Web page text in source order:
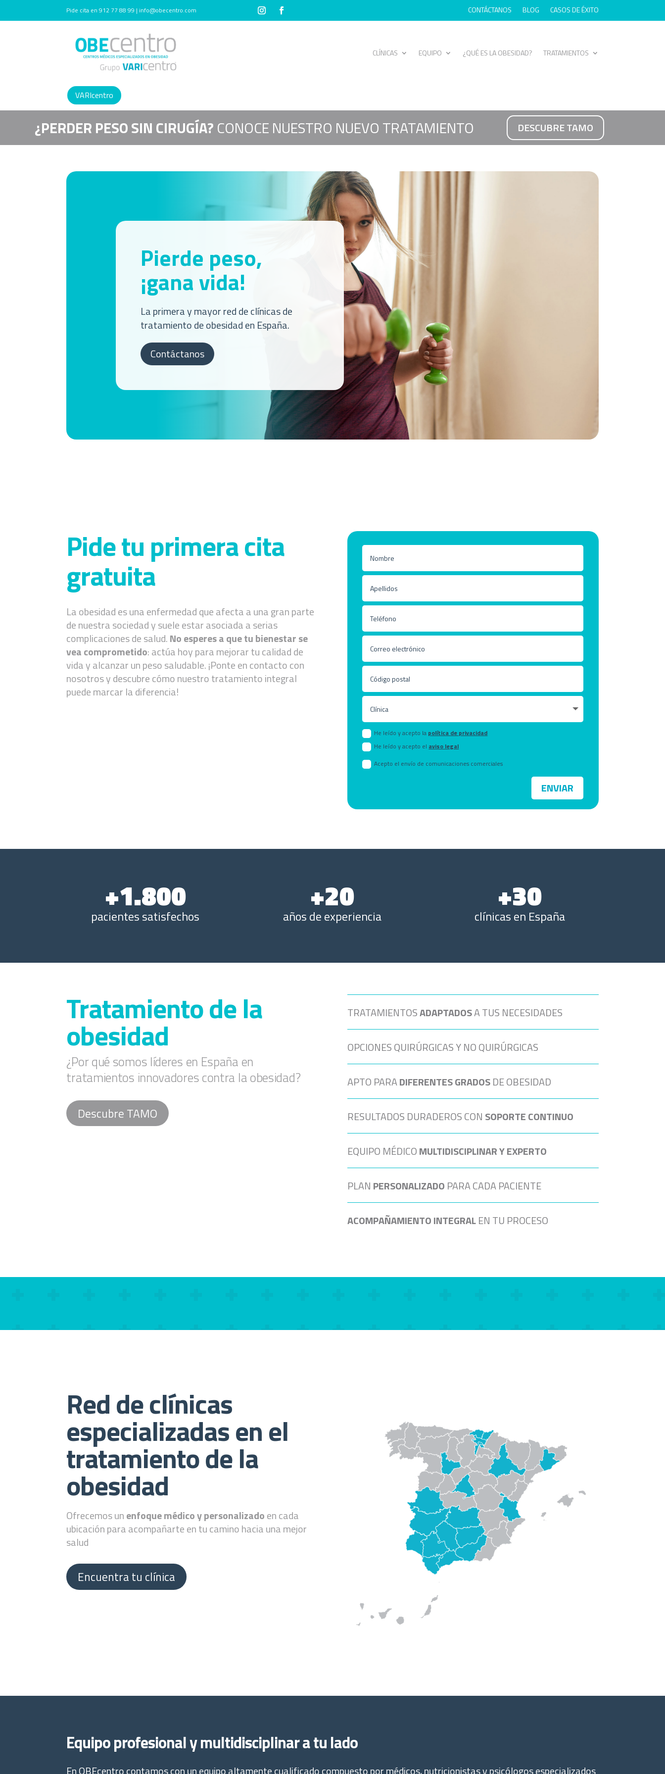
Pide cita en 912 77 88 99 | info@obecentro.com CONTÁCTANOS BLOG CASOS DE ÉXITO
CLÍNICAS EQUIPO ¿QUÉ ES LA OBESIDAD? TRATAMIENTOS
VARIcentro
¿PERDER PESO SIN CIRUGÍA? CONOCE NUESTRO NUEVO TRATAMIENTO DESCUBRE TAMO
Pierde peso,
¡gana vida!
La primera y mayor red de clínicas de
tratamiento de obesidad en España.
Contáctanos
Pide tu primera cita
gratuita
La obesidad es una enfermedad que afecta a una gran parte
de nuestra sociedad y suele estar asociada a serias
complicaciones de salud.No esperes a que tu bienestar se
vea comprometido: actúa hoy para mejorar tu calidad de
vida y alcanzar un peso saludable. ¡Ponte en contacto con
nosotros y descubre cómo nuestro tratamiento integral
puede marcar la diferencia!
He leído y acepto la política de privacidad
He leído y acepto el aviso legal
Acepto el envío de comunicaciones comerciales
ENVIAR
+1.800
pacientes satisfechos
+20
años de experiencia
+30
clínicas en España
Tratamiento de la
obesidad
¿Por qué somos líderes en España en
tratamientos innovadores contra la obesidad?
Descubre TAMO
TRATAMIENTOSADAPTADOSA TUS NECESIDADES
OPCIONES QUIRÚRGICAS Y NO QUIRÚRGICAS
APTO PARADIFERENTES GRADOSDE OBESIDAD
RESULTADOS DURADEROS CON SOPORTE CONTINUO
EQUIPO MÉDICOMULTIDISCIPLINAR Y EXPERTO
PLAN PERSONALIZADO PARA CADA PACIENTE
ACOMPAÑAMIENTO INTEGRALEN TU PROCESO
Red de clínicas
especializadas en el
tratamiento de la
obesidad
Ofrecemos unenfoque médico y personalizadoen cada
ubicación para acompañarte en tu camino hacia una mejor
salud
Encuentra tu clínica
Equipo profesional y multidisciplinar a tu lado
En OBEcentro contamos con un equipo altamente cualificado compuesto por médicos, nutricionistas y psicólogos especializados